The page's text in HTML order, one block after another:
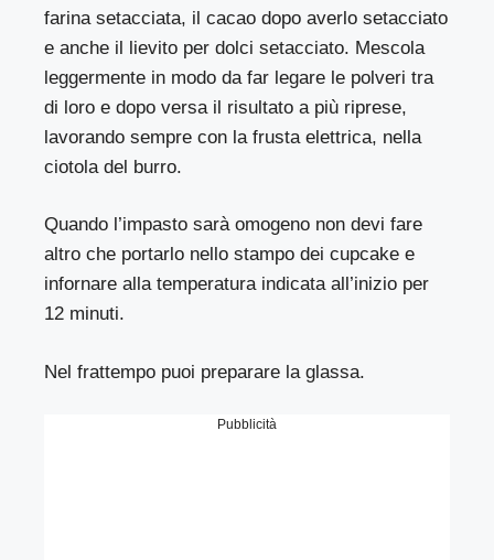
farina setacciata, il cacao dopo averlo setacciato
e anche il lievito per dolci setacciato. Mescola
leggermente in modo da far legare le polveri tra
di loro e dopo versa il risultato a più riprese,
lavorando sempre con la frusta elettrica, nella
ciotola del burro.
Quando l’impasto sarà omogeno non devi fare
altro che portarlo nello stampo dei cupcake e
infornare alla temperatura indicata all’inizio per
12 minuti.
Nel frattempo puoi preparare la glassa.
Pubblicità